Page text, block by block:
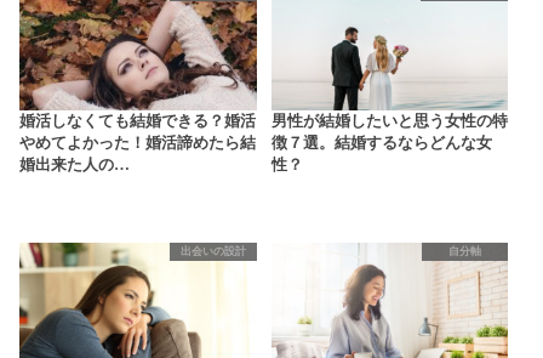
婚活しなくても結婚できる？婚活
やめてよかった！婚活諦めたら結
婚出来た人の…
男性が結婚したいと思う女性の特
徴７選。結婚するならどんな女
性？
出会いの設計 自分軸